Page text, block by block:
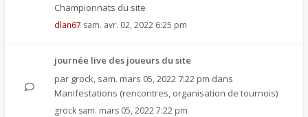
Championnats du site
dlan67 sam. avr. 02, 2022 6:25 pm
journée live des joueurs du site
par grock, sam. mars 05, 2022 7:22 pm dans
Manifestations (rencontres, organisation de tournois)
grock sam. mars 05, 2022 7:22 pm